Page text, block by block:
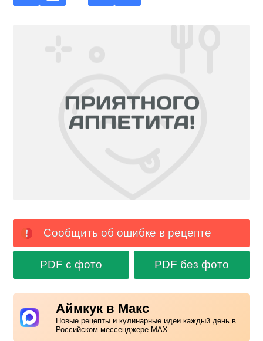
Сообщить об ошибке в рецепте
PDF с фото PDF без фото
Аймкук в Макс
Новые рецепты и кулинарные идеи каждый день в
Российском мессенджере MAX